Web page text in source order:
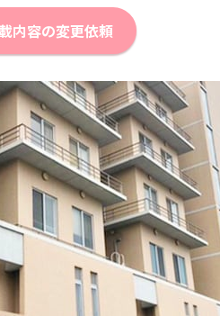
内容の変更依頼